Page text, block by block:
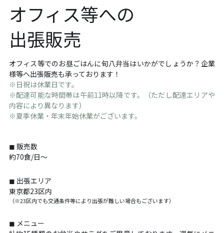
オフィス等への
出張販売
オフィス等でのお昼ごはんに旬八弁当はいかがでしょうか？企業
様等へ出張販売も承っております！
※日祝は休業日です。
※配達可能な時間帯は午前11時以降です。（ただし配達エリアや
内容により異なります）
※夏季休業・年末年始休業がございます。
◼︎ 販売数
約70食/日〜
◼︎ 出張エリア
東京都23区内
（※23区内でも交通条件等により出張が難しい場合もございます）
◼︎ メニュー